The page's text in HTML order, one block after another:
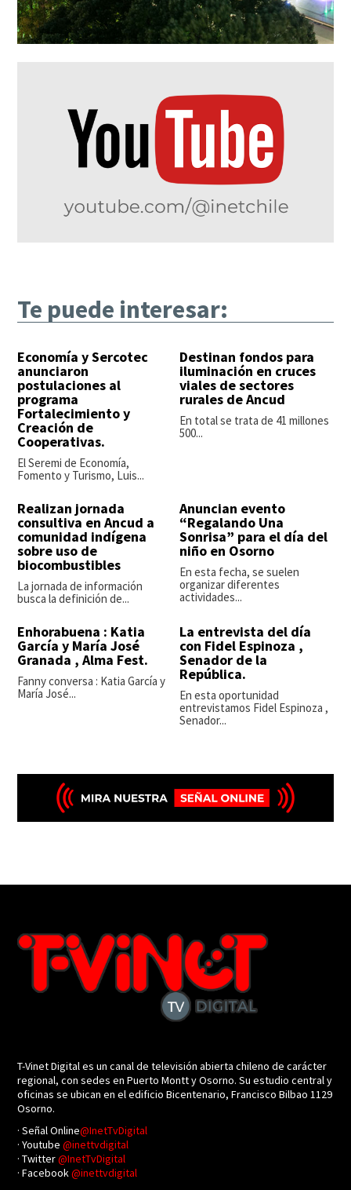
Te puede interesar:
Economía y Sercotec
anunciaron
postulaciones al
programa
Fortalecimiento y
Creación de
Cooperativas.
El Seremi de Economía,
Fomento y Turismo, Luis...
Destinan fondos para
iluminación en cruces
viales de sectores
rurales de Ancud
En total se trata de 41 millones
500...
Realizan jornada
consultiva en Ancud a
comunidad indígena
sobre uso de
biocombustibles
La jornada de información
busca la definición de...
Anuncian evento
“Regalando Una
Sonrisa” para el día del
niño en Osorno
En esta fecha, se suelen
organizar diferentes
actividades...
Enhorabuena : Katia
García y María José
Granada , Alma Fest.
Fanny conversa : Katia García y
María José...
La entrevista del día
con Fidel Espinoza ,
Senador de la
República.
En esta oportunidad
entrevistamos Fidel Espinoza ,
Senador...
T-Vinet Digital es un canal de televisión abierta chileno de carácter
regional, con sedes en Puerto Montt y Osorno. Su estudio central y
oficinas se ubican en el edificio Bicentenario, Francisco Bilbao 1129
Osorno.
· Señal Online@InetTvDigital
· Youtube@inettvdigital
· Twitter@InetTvDigital
· Facebook@inettvdigital